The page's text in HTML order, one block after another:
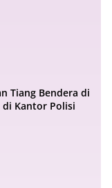
Tiang Bendera di
Kantor Polisi